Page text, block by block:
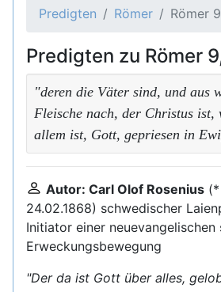
Predigten Römer Römer
Predigten zu Römer
"deren die Väter sind, und aus
Fleische nach, der Christus ist,
allem ist, Gott, gepriesen in
Autor: Carl Olof Rosenius
24.02.1868) schwedischer
Initiator einer neuevangelischen
Erweckungsbewegung
"Der da ist Gott über alles,